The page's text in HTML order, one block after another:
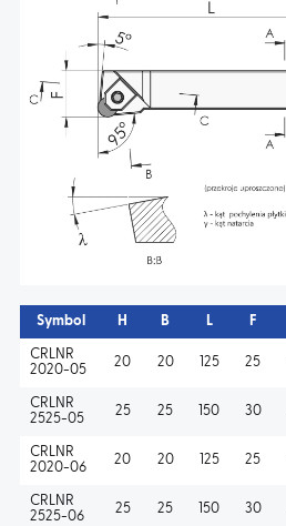
AKTUALNOŚCI
KONTAKT
Symbol H B L F
CRLNR
2020-05
20 20 125 25
CRLNR
2525-05
25 25 150 30
CRLNR
2020-06
20 20 125 25
CRLNR
2525-06
25 25 150 30